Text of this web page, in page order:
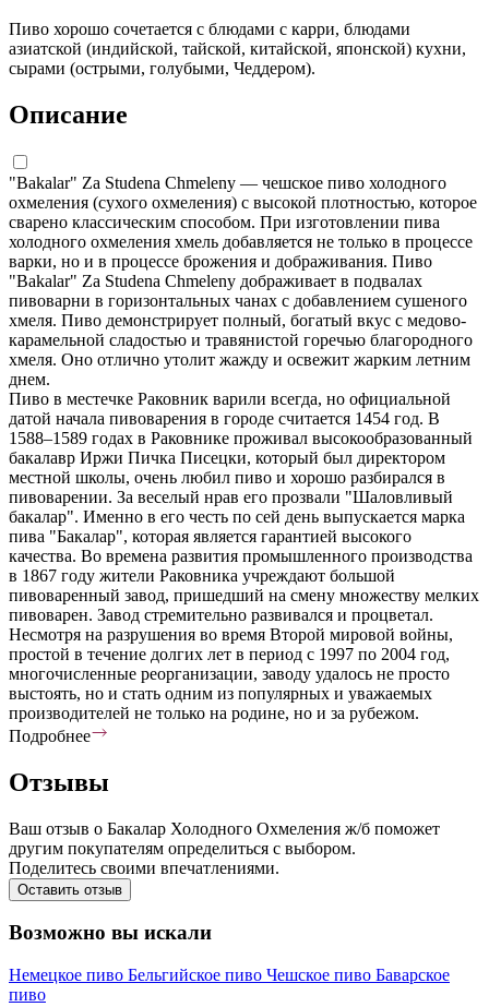
Пиво хорошо сочетается с блюдами с карри, блюдами
азиатской (индийской, тайской, китайской, японской) кухни,
сырами (острыми, голубыми, Чеддером).
Описание
"Bakalar" Za Studena Chmeleny — чешское пиво холодного
охмеления (сухого охмеления) с высокой плотностью, которое
сварено классическим способом. При изготовлении пива
холодного охмеления хмель добавляется не только в процессе
варки, но и в процессе брожения и дображивания. Пиво
"Bakalar" Za Studena Chmeleny дображивает в подвалах
пивоварни в горизонтальных чанах с добавлением сушеного
хмеля. Пиво демонстрирует полный, богатый вкус с медово-
карамельной сладостью и травянистой горечью благородного
хмеля. Оно отлично утолит жажду и освежит жарким летним
днем.
Пиво в местечке Раковник варили всегда, но официальной
датой начала пивоварения в городе считается 1454 год. В
1588–1589 годах в Раковнике проживал высокообразованный
бакалавр Иржи Пичка Писецки, который был директором
местной школы, очень любил пиво и хорошо разбирался в
пивоварении. За веселый нрав его прозвали "Шаловливый
бакалар". Именно в его честь по сей день выпускается марка
пива "Бакалар", которая является гарантией высокого
качества. Во времена развития промышленного производства
в 1867 году жители Раковника учреждают большой
пивоваренный завод, пришедший на смену множеству мелких
пивоварен. Завод стремительно развивался и процветал.
Несмотря на разрушения во время Второй мировой войны,
простой в течение долгих лет в период с 1997 по 2004 год,
многочисленные реорганизации, заводу удалось не просто
выстоять, но и стать одним из популярных и уважаемых
производителей не только на родине, но и за рубежом.
Подробнее
Отзывы
Ваш отзыв о Бакалар Холодного Охмеления ж/б поможет
другим покупателям определиться с выбором.
Поделитесь своими впечатлениями.
Оставить отзыв
Возможно вы искали
Немецкое пиво Бельгийское пиво Чешское пиво Баварское
пиво